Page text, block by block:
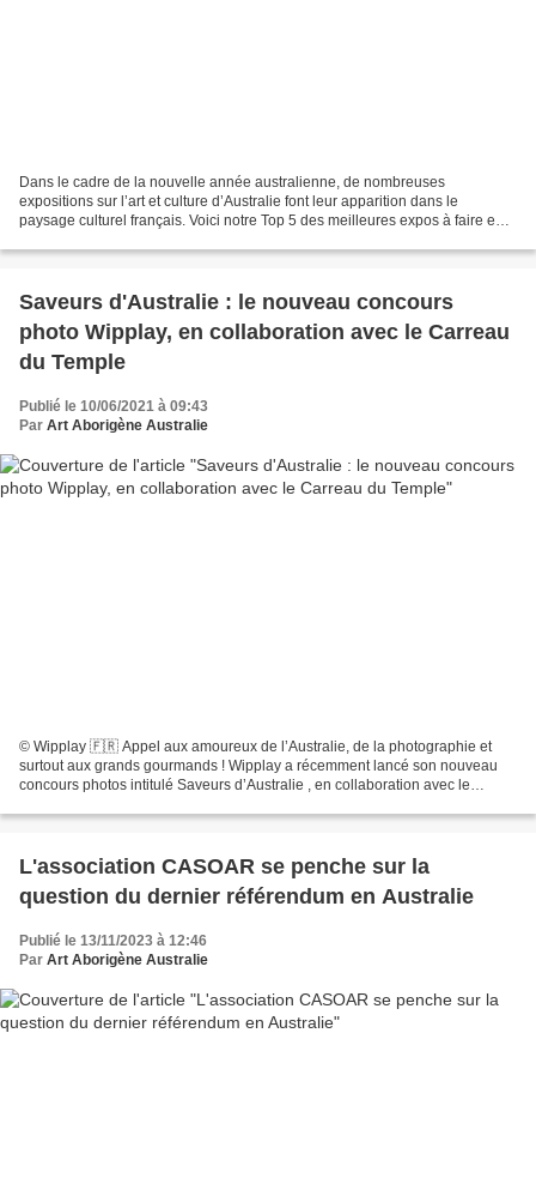
Dans le cadre de la nouvelle année australienne, de nombreuses
expositions sur l’art et culture d’Australie font leur apparition dans le
paysage culturel français. Voici notre Top 5 des meilleures expos à faire en
Saveurs d'Australie : le nouveau concours
photo Wipplay, en collaboration avec le Carreau
du Temple
Publié le 10/06/2021 à 09:43
Par Art Aborigène Australie
© Wipplay 🇫🇷 Appel aux amoureux de l’Australie, de la photographie et
surtout aux grands gourmands ! Wipplay a récemment lancé son nouveau
concours photos intitulé Saveurs d’Australie , en collaboration avec le
L'association CASOAR se penche sur la
question du dernier référendum en Australie
Publié le 13/11/2023 à 12:46
Par Art Aborigène Australie